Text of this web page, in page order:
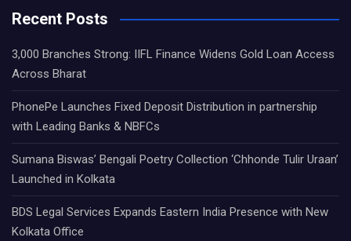
Recent Posts
3,000 Branches Strong: IIFL Finance Widens Gold Loan Access
Across Bharat
PhonePe Launches Fixed Deposit Distribution in partnership
with Leading Banks & NBFCs
Sumana Biswas’ Bengali Poetry Collection ‘Chhonde Tulir Uraan’
Launched in Kolkata
BDS Legal Services Expands Eastern India Presence with New
Kolkata Office